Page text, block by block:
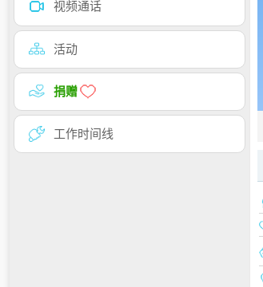
视频通话
活动
捐赠
工作时间线